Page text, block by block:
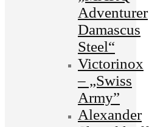
Adventurer
Damascus
Steel“
Victorinox
– „Swiss
Army”
Alexander